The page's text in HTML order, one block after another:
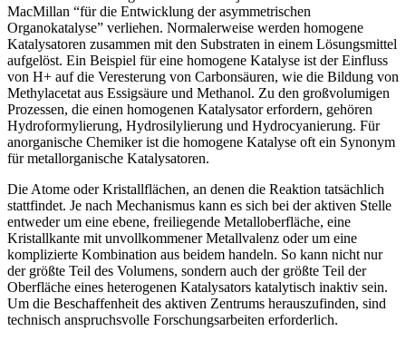
MacMillan “für die Entwicklung der asymmetrischen
Organokatalyse” verliehen. Normalerweise werden homogene
Katalysatoren zusammen mit den Substraten in einem Lösungsmittel
aufgelöst. Ein Beispiel für eine homogene Katalyse ist der Einfluss
von H+ auf die Veresterung von Carbonsäuren, wie die Bildung von
Methylacetat aus Essigsäure und Methanol. Zu den großvolumigen
Prozessen, die einen homogenen Katalysator erfordern, gehören
Hydroformylierung, Hydrosilylierung und Hydrocyanierung. Für
anorganische Chemiker ist die homogene Katalyse oft ein Synonym
für metallorganische Katalysatoren.
Die Atome oder Kristallflächen, an denen die Reaktion tatsächlich
stattfindet. Je nach Mechanismus kann es sich bei der aktiven Stelle
entweder um eine ebene, freiliegende Metalloberfläche, eine
Kristallkante mit unvollkommener Metallvalenz oder um eine
komplizierte Kombination aus beidem handeln. So kann nicht nur
der größte Teil des Volumens, sondern auch der größte Teil der
Oberfläche eines heterogenen Katalysators katalytisch inaktiv sein.
Um die Beschaffenheit des aktiven Zentrums herauszufinden, sind
technisch anspruchsvolle Forschungsarbeiten erforderlich.